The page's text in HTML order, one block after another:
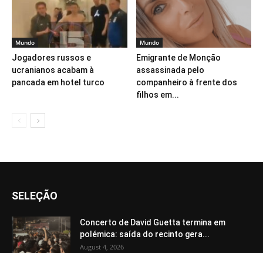
Mundo
Jogadores russos e
ucranianos acabam à
pancada em hotel turco
Mundo
Emigrante de Monção
assassinada pelo
companheiro à frente dos
filhos em...
SELEÇÃO
Concerto de David Guetta termina em
polémica: saída do recinto gera...
August 4, 2026